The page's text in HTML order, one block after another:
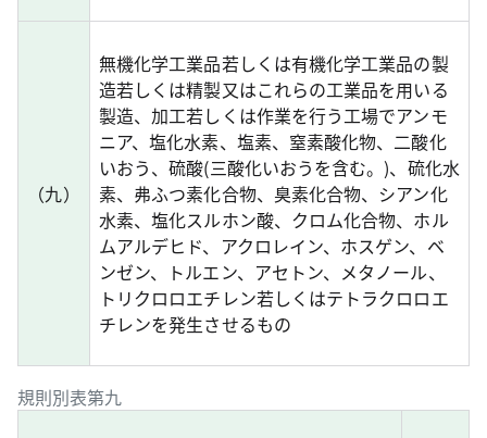
（九）
無機化学工業品若しくは有機化学工業品の製
造若しくは精製又はこれらの工業品を用いる
製造、加工若しくは作業を行う工場でアンモ
ニア、塩化水素、塩素、窒素酸化物、二酸化
いおう、硫酸(三酸化いおうを含む。)、硫化水
素、弗ふつ素化合物、臭素化合物、シアン化
水素、塩化スルホン酸、クロム化合物、ホル
ムアルデヒド、アクロレイン、ホスゲン、ベ
ンゼン、トルエン、アセトン、メタノール、
トリクロロエチレン若しくはテトラクロロエ
チレンを発生させるもの
規則別表第九